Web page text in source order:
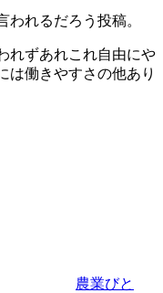
れるだろう投稿。
れずあれこれ自由にや
は働きやすさの他あり
農業びと